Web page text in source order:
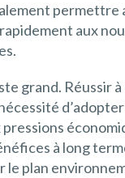
permettre
aux
grand. Réussir
à long
le plan